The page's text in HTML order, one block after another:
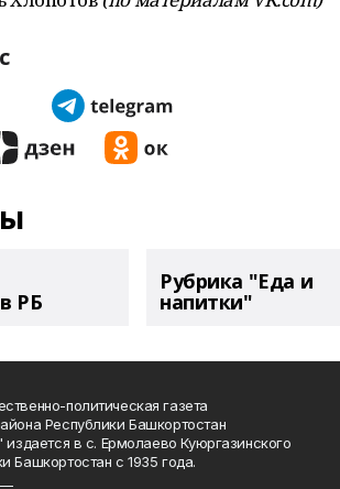
РБ
Рубрика "Еда и
напитки"
политическая газета
Республики Башкортостан
издается в с. Ермолаево Куюргазинского
Башкортостан с 1935 года.